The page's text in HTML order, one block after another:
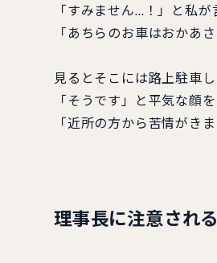
「すみません…！」と私が
「あちらのお車はおかあ
見るとそこには路上駐車
「そうです」と平気な顔
「近所の方から苦情がき
理事長に注意され